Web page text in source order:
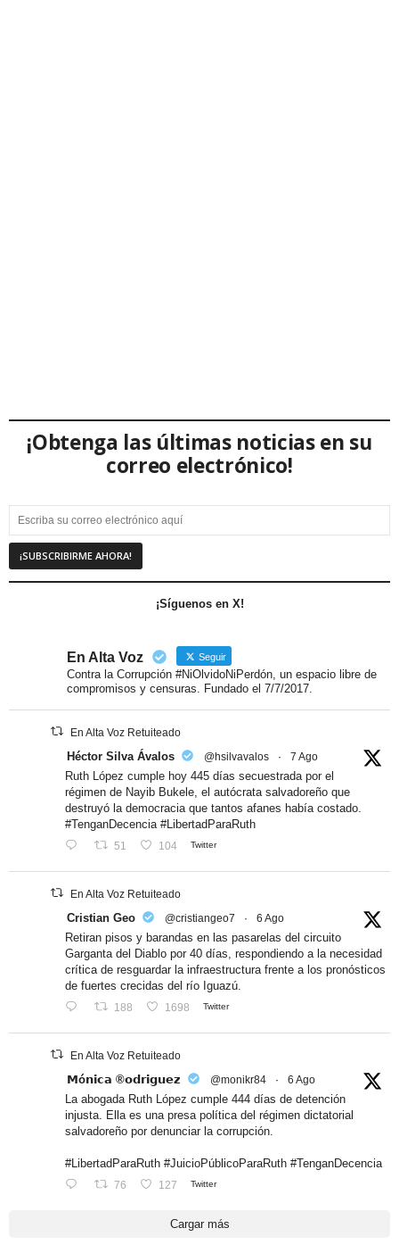
¡Obtenga las últimas noticias en su
correo electrónico!
¡Síguenos en X!
En Alta Voz Seguir
Contra la Corrupción #NiOlvidoNiPerdón, un espacio libre de
compromisos y censuras. Fundado el 7/7/2017.
En Alta Voz Retuiteado
Héctor Silva Ávalos @hsilvavalos · 7 Ago
Ruth López cumple hoy 445 días secuestrada por el
régimen de Nayib Bukele, el autócrata salvadoreño que
destruyó la democracia que tantos afanes había costado.
#TenganDecencia #LibertadParaRuth
51 104 Twitter
En Alta Voz Retuiteado
Cristian Geo @cristiangeo7 · 6 Ago
Retiran pisos y barandas en las pasarelas del circuito
Garganta del Diablo por 40 días, respondiendo a la necesidad
crítica de resguardar la infraestructura frente a los pronósticos
de fuertes crecidas del río Iguazú.
188 1698 Twitter
En Alta Voz Retuiteado
𝗠ó𝗻𝗶𝗰𝗮 ®𝗼𝗱𝗿𝗶𝗴𝘂𝗲𝘇 @monikr84 · 6 Ago
La abogada Ruth López cumple 444 días de detención
injusta. Ella es una presa política del régimen dictatorial
salvadoreño por denunciar la corrupción.
#LibertadParaRuth #JuicioPúblicoParaRuth #TenganDecencia
76 127 Twitter
Cargar más